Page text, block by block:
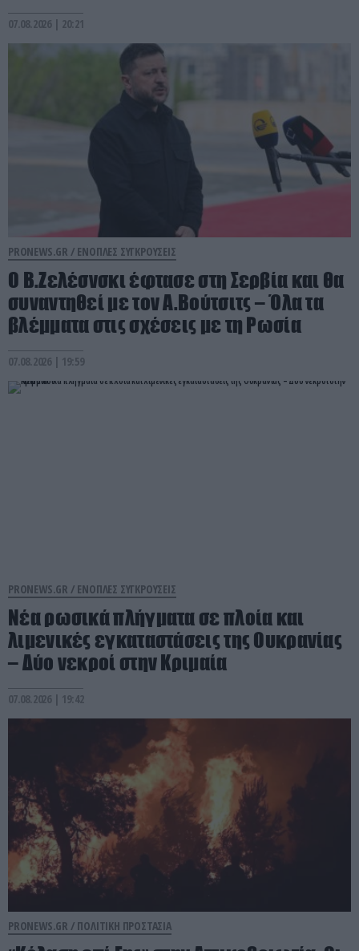
07.08.2026 | 20:21
PRONEWS.GR / ΕΝΟΠΛΕΣ ΣΥΓΚΡΟΥΣΕΙΣ
Ο Β.Ζελέσνσκι έφτασε στη Σερβία και θα
συναντηθεί με τον Α.Βούτσιτς – Όλα τα
βλέμματα στις σχέσεις με τη Ρωσία
07.08.2026 | 19:59
PRONEWS.GR / ΕΝΟΠΛΕΣ ΣΥΓΚΡΟΥΣΕΙΣ
Νέα ρωσικά πλήγματα σε πλοία και
λιμενικές εγκαταστάσεις της Ουκρανίας
– Δύο νεκροί στην Κριμαία
07.08.2026 | 19:42
PRONEWS.GR / ΠΟΛΙΤΙΚΗ ΠΡΟΣΤΑΣΙΑ